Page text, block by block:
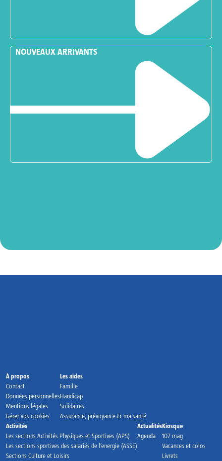
NOUVEAUX ARRIVANTS
Accueil
À propos
Contact
Données personnelles
Mentions légales
Gérer vos cookies
Les aides
Famille
Handicap
Solidaires
Assurance, prévoyance & ma santé
Activités
Les sections Activités Physiques et Sportives (APS)
Les sections sportives des salariés de l’energie (ASSE)
Sections Culture et Loisirs
Actualités
Agenda
Kiosque
107 mag
Vacances et colos
Livrets